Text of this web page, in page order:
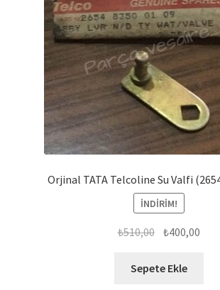
Orjinal TATA Telcoline Su Valfi
İNDIRIM!
₺510,00 Orijinal
₺510,00.
₺400,00
Sepete Ekle